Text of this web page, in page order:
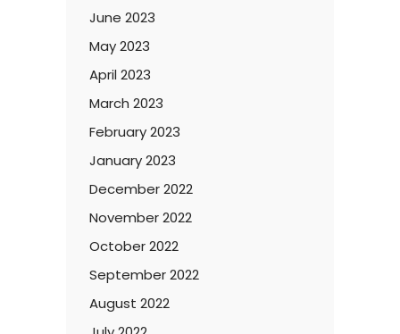
June 2023
May 2023
April 2023
March 2023
February 2023
January 2023
December 2022
November 2022
October 2022
September 2022
August 2022